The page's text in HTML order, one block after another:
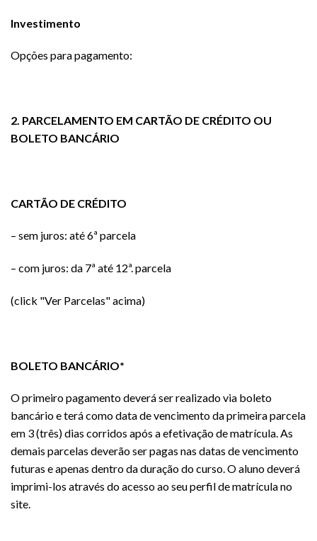
Investimento
Opções para pagamento:
2. PARCELAMENTO EM CARTÃO DE CRÉDITO OU
BOLETO BANCÁRIO
CARTÃO DE CRÉDITO
– sem juros: até 6ª parcela
– com juros: da 7ª até 12ª. parcela
(click "Ver Parcelas" acima)
BOLETO BANCÁRIO*
O primeiro pagamento deverá ser realizado via boleto
bancário e terá como data de vencimento da primeira parcela
em 3 (três) dias corridos após a efetivação de matrícula. As
demais parcelas deverão ser pagas nas datas de vencimento
futuras e apenas dentro da duração do curso. O aluno deverá
imprimi-los através do acesso ao seu perfil de matrícula no
site.